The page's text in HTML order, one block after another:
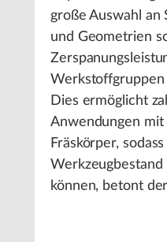
große Auswahl an
und Geometrien
Werkstoffgruppen
Dies ermöglicht
Anwendungen mit
Fräskörper,
können, betont